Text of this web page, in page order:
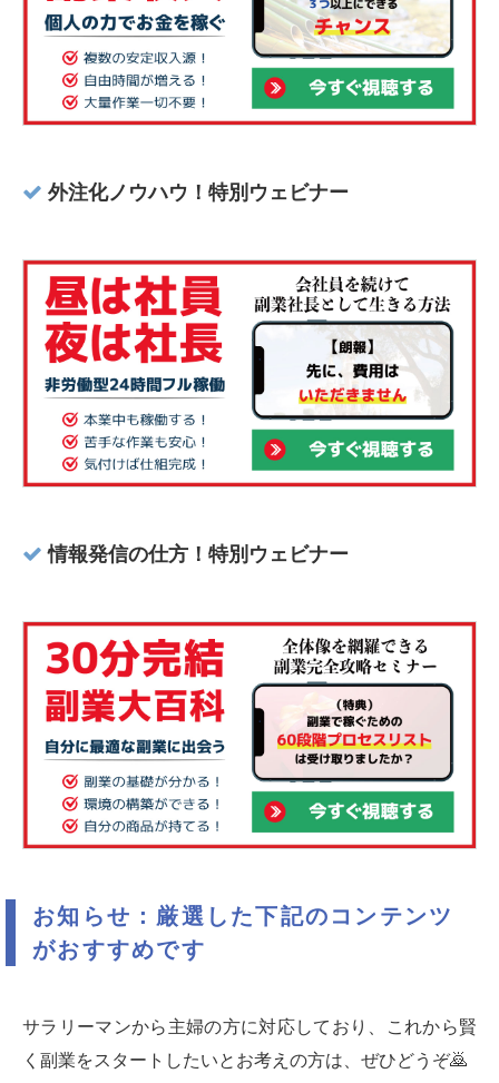
外注化ノウハウ！特別ウェビナー
情報発信の仕方！特別ウェビナー
お知らせ：厳選した下記のコンテンツ
がおすすめです
サラリーマンから主婦の方に対応しており、これから賢
く副業をスタートしたいとお考えの方は、ぜひどうぞ🙇‍